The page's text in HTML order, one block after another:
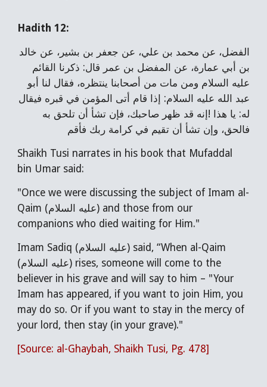
Hadith 12:
الفضل، عن محمد بن علي، عن جعفر بن بشير، عن خالد
بن أبي عمارة، عن المفضل بن عمر قال: ذكرنا القائم
عليه السلام ومن مات من أصحابنا ينتظره، فقال لنا أبو
عبد الله عليه السلام: إذا قام أتى المؤمن في قبره فيقال
له: يا هذا !إنه قد ظهر صاحبك، فإن تشأ أن تلحق به
فالحق، وإن تشأ أن تقيم في كرامة ربك فأقم
Shaikh Tusi narrates in his book that Mufaddal
bin Umar said:
"Once we were discussing the subject of Imam al-
Qaim (عليه السلام) and those from our
companions who died waiting for Him."
Imam Sadiq (عليه السلام) said, “When al-Qaim
(عليه السلام) rises, someone will come to the
believer in his grave and will say to him – "Your
Imam has appeared, if you want to join Him, you
may do so. Or if you want to stay in the mercy of
your lord, then stay (in your grave)."
[Source: al-Ghaybah, Shaikh Tusi, Pg. 478]